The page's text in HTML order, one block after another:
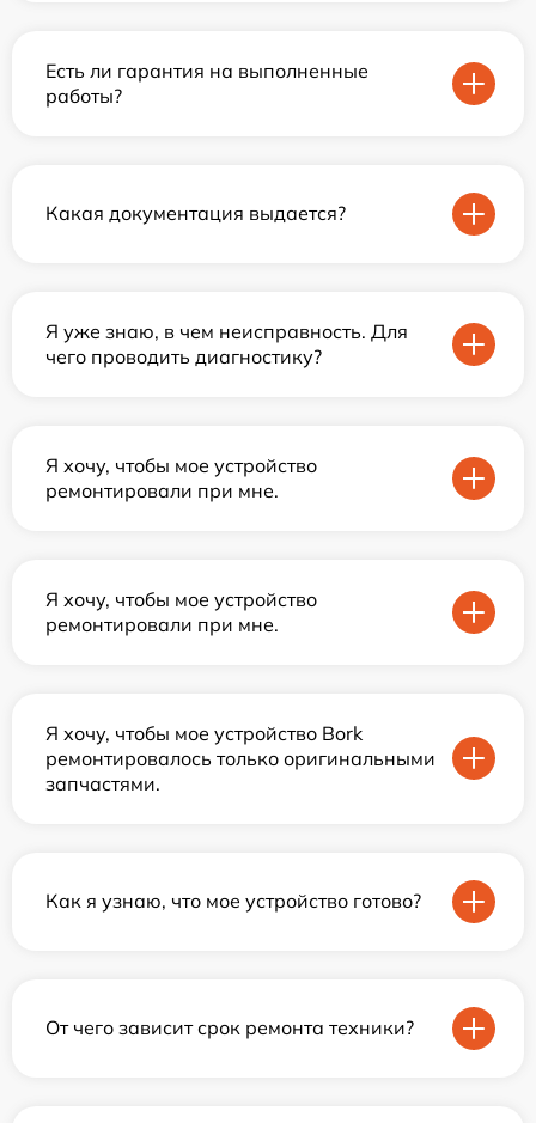
Есть ли гарантия на выполненные
работы?
Какая документация выдается?
Я уже знаю, в чем неисправность. Для
чего проводить диагностику?
Я хочу, чтобы мое устройство
ремонтировали при мне.
Я хочу, чтобы мое устройство
ремонтировали при мне.
Я хочу, чтобы мое устройство Bork
ремонтировалось только оригинальными
запчастями.
Как я узнаю, что мое устройство готово?
От чего зависит срок ремонта техники?